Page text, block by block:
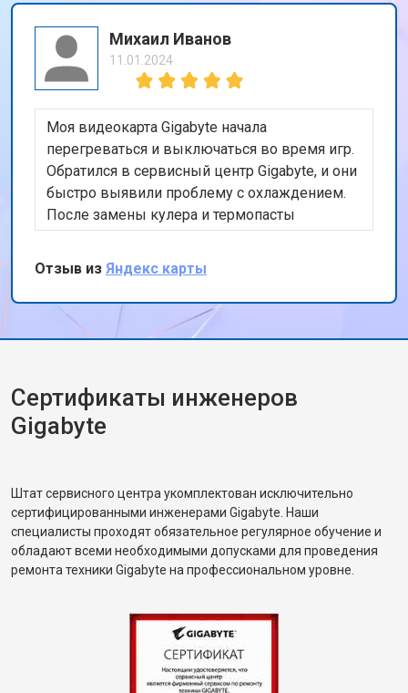
Михаил Иванов
11.01.2024
Моя видеокарта Gigabyte начала
перегреваться и выключаться во время игр.
Обратился в сервисный центр Gigabyte, и они
быстро выявили проблему с охлаждением.
После замены кулера и термопасты
видеокарта снова работает безупречно.
Очень доволен оперативностью и качеством
работы. Спасибо за восстановление моего
игрового опыта!
Отзыв из Яндекс карты
Сертификаты инженеров
Gigabyte
Штат сервисного центра укомплектован исключительно
сертифицированными инженерами Gigabyte. Наши
специалисты проходят обязательное регулярное обучение и
обладают всеми необходимыми допусками для проведения
ремонта техники Gigabyte на профессиональном уровне.